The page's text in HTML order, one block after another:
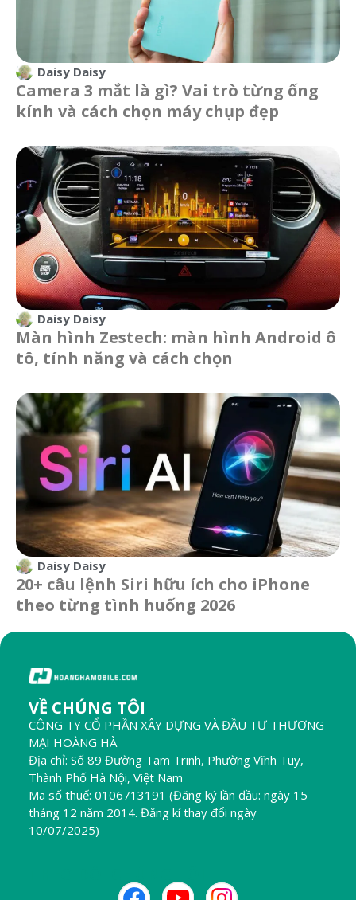
Daisy Daisy
Camera 3 mắt là gì? Vai trò từng ống
kính và cách chọn máy chụp đẹp
Daisy Daisy
Màn hình Zestech: màn hình Android ô
tô, tính năng và cách chọn
Daisy Daisy
20+ câu lệnh Siri hữu ích cho iPhone
theo từng tình huống 2026
VỀ CHÚNG TÔI
CÔNG TY CỔ PHẦN XÂY DỰNG VÀ ĐẦU TƯ THƯƠNG
MẠI HOÀNG HÀ
Địa chỉ: Số 89 Đường Tam Trinh, Phường Vĩnh Tuy,
Thành Phố Hà Nội, Việt Nam
Mã số thuế: 0106713191 (Đăng ký lần đầu: ngày 15
tháng 12 năm 2014. Đăng kí thay đổi ngày
10/07/2025)